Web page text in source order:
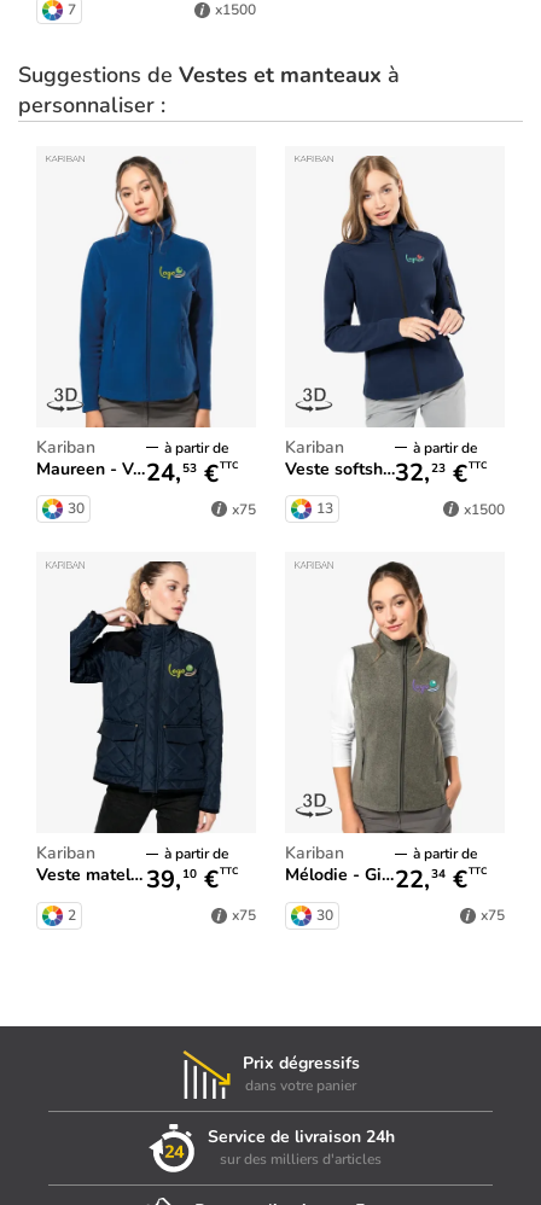
7 x1500
Suggestions de Vestes et manteaux à
personnaliser :
Kariban
Maureen - Veste micropolaire femme
à partir de
24,53 €TTC
30 x75
Kariban
Veste softshell femme
à partir de
32,23 €TTC
13 x1500
Kariban
Veste matelassée femme
à partir de
39, 10 €TTC
2 x75
Kariban
Mélodie - Gilet micropolaire femme
à partir de
22,34 €TTC
30 x75
Prix dégressifs
dans votre panier
Service de livraison 24h
sur des milliers d'articles